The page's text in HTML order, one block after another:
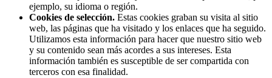
ejemplo, su idioma o región.
Cookies de selección. Estas cookies graban su visita al sitio
web, las páginas que ha visitado y los enlaces que ha seguido.
Utilizamos esta información para hacer que nuestro sitio web
y su contenido sean más acordes a sus intereses. Esta
información también es susceptible de ser compartida con
terceros con esa finalidad.